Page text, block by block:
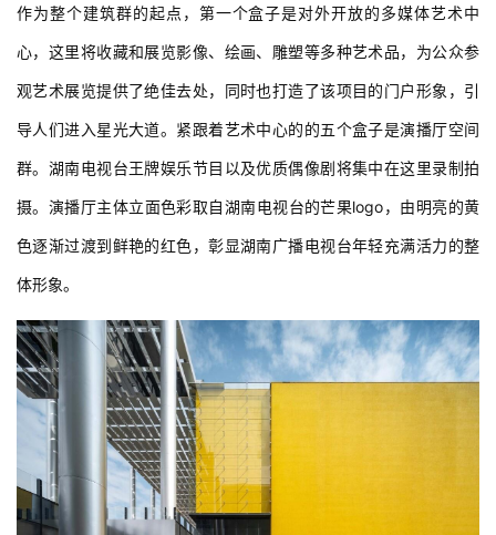
作为整个建筑群的起点，第一个盒子是对外开放的多媒体艺术中
心，这里将收藏和展览影像、绘画、雕塑等多种艺术品，为公众参
观艺术展览提供了绝佳去处，同时也打造了该项目的门户形象，引
导人们进入星光大道。紧跟着艺术中心的的五个盒子是演播厅空间
群。湖南电视台王牌娱乐节目以及优质偶像剧将集中在这里录制拍
摄。演播厅主体立面色彩取自湖南电视台的芒果logo，由明亮的黄
色逐渐过渡到鲜艳的红色，彰显湖南广播电视台年轻充满活力的整
体形象。